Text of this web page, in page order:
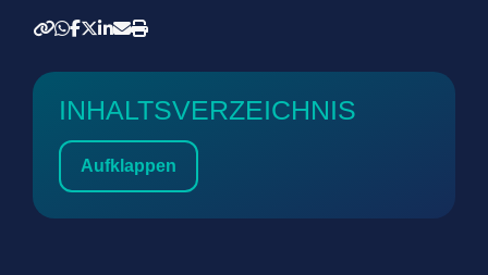
INHALTSVERZEICHNIS
Aufklappen